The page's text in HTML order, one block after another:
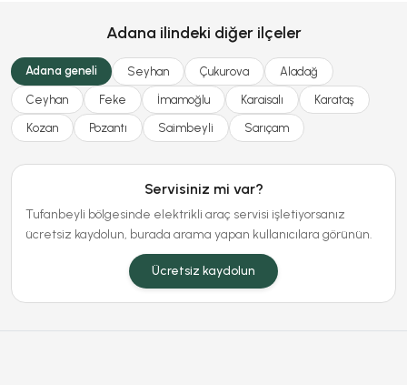
Adana ilindeki diğer ilçeler
Adana geneli Seyhan Çukurova Aladağ
Ceyhan Feke İmamoğlu Karaisalı Karataş
Kozan Pozantı Saimbeyli Sarıçam
Servisiniz mi var?
Tufanbeyli bölgesinde elektrikli araç servisi işletiyorsanız
ücretsiz kaydolun, burada arama yapan kullanıcılara görünün.
Ücretsiz kaydolun